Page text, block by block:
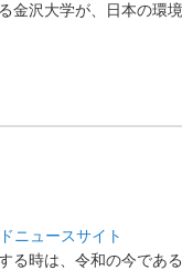
金沢大学が、日本の環
ニュースサイト
る時は、令和の今であ